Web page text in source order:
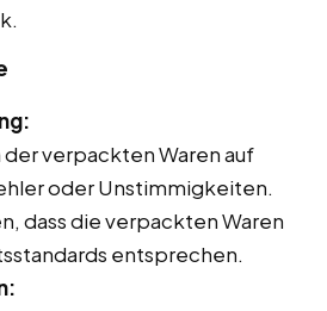
verpackten Waren auf
oder Unstimmigkeiten.
dass die verpackten Waren
entsprechen.